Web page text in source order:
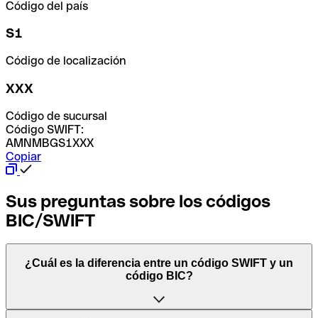
Código del país
S1
Código de localización
XXX
Código de sucursal
Código SWIFT:
AMNMBGS1XXX
Copiar
Sus preguntas sobre los códigos
BIC/SWIFT
¿Cuál es la diferencia entre un código SWIFT y un
código BIC?